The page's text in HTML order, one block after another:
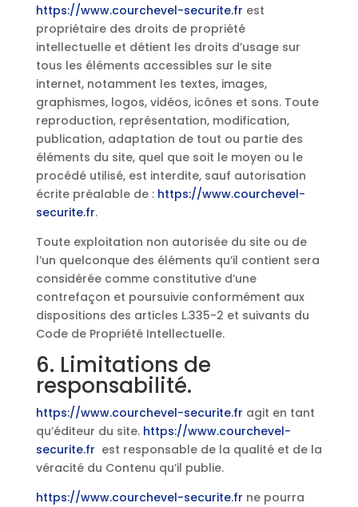
https://www.courchevel-securite.fr est
propriétaire des droits de propriété
intellectuelle et détient les droits d’usage sur
tous les éléments accessibles sur le site
internet, notamment les textes, images,
graphismes, logos, vidéos, icônes et sons. Toute
reproduction, représentation, modification,
publication, adaptation de tout ou partie des
éléments du site, quel que soit le moyen ou le
procédé utilisé, est interdite, sauf autorisation
écrite préalable de : https://www.courchevel-
securite.fr.
Toute exploitation non autorisée du site ou de
l’un quelconque des éléments qu’il contient sera
considérée comme constitutive d’une
contrefaçon et poursuivie conformément aux
dispositions des articles L.335-2 et suivants du
Code de Propriété Intellectuelle.
6. Limitations de
responsabilité.
https://www.courchevel-securite.fr agit en tant
qu’éditeur du site. https://www.courchevel-
securite.fr est responsable de la qualité et de la
véracité du Contenu qu’il publie.
https://www.courchevel-securite.fr ne pourra